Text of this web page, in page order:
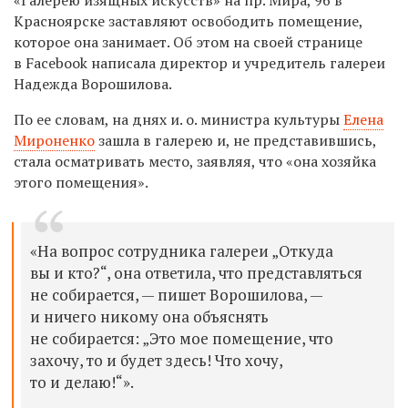
Красноярске заставляют освободить помещение,
которое она занимает. Об этом на своей странице
в Facebook написала директор и учредитель галереи
Надежда Ворошилова.
По ее словам, на днях и. о. министра культурыЕлена
Мироненкозашла в галерею и, не представившись,
стала осматривать место, заявляя, что «она хозяйка
этого помещения».
«На вопрос сотрудника галереи „Откуда
вы и кто?“, она ответила, что представляться
не собирается, — пишет Ворошилова, —
и ничего никому она объяснять
не собирается: „Это мое помещение, что
захочу, то и будет здесь! Что хочу,
то и делаю!“».